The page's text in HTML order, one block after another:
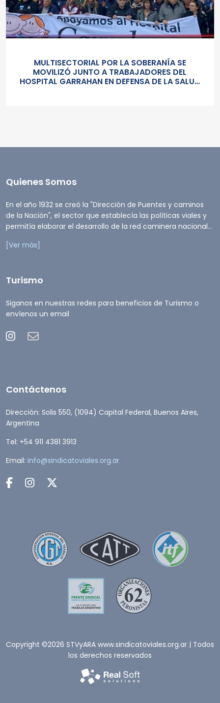
MULTISECTORIAL POR LA SOBERANÍA SE
MOVILIZÓ JUNTO A TRABAJADORES DEL
HOSPITAL GARRAHAN EN DEFENSA DE LA SALUD
Quienes Somos
En el año 1932 se creó la "Dirección de Puentes y caminos
de la Nación", el sector que establecía las políticas viales y
permitía elaborar el desarrollo de la red caminera nacional...
[Ver más]
Turismo
Siganos en nuestras redes para beneficios de Turismo o
envíenos un email
Contáctenos
Dirección: Solis 550, (1094) Capital Federal, Buenos Aires,
Argentina
Tel: +54 911 4381 3913
Email: info@sindicatoviales.org.ar
Copyright ©2026 STVyARA www.sindicatoviales.org.ar | Todos
los derechos reservados